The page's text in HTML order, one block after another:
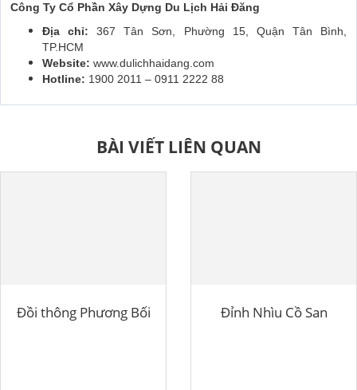
Công Ty Cổ Phần Xây Dựng Du Lịch Hải Đăng
Địa chỉ: 367 Tân Sơn, Phường 15, Quận Tân Bình,
TP.HCM
Website: www.dulichhaidang.com
Hotline: 1900 2011 – 0911 2222 88
BÀI VIẾT LIÊN QUAN
Đồi thông Phương Bối Đỉnh Nhìu Cồ San